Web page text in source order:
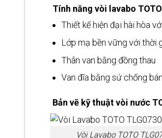
Tính năng vòi lavabo
Thiết kế hiện đại hài hòa
Lớp mạ bền vững với thời
Thân van bằng đồng thau
Van đĩa bằng sứ chống
Bản vẽ kỹ thuật vòi nước
Vòi Lavabo TOTO